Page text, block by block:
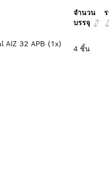
จำนวน
บรรจุ
AIZ 32 APB (1x)
4 ชิ้น